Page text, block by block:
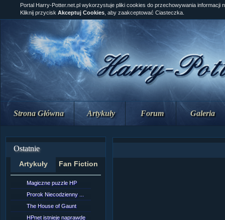
Strona Główna Artykuły Forum Galeria
Ostatnie
Artykuły Fan Fiction
Magiczne puzzle HP
Prorok Niecodzienny ...
The House of Gaunt
HPnet istnieje naprawdę
Portal Harry-Potter.net.pl wykorzystuje pliki cookies do przechowywania informacji
Kliknij przycisk Akceptuj Cookies , aby zaakceptować Ciasteczka.